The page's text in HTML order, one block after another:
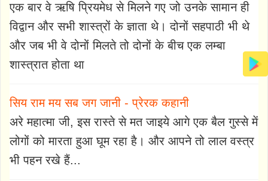
एक बार वे ऋषि प्रियमेध से मिलने गए जो उनके सामान ही
विद्वान और सभी शास्त्रों के ज्ञाता थे। दोनों सहपाठी भी थे
और जब भी वे दोनों मिलते तो दोनों के बीच एक लम्बा
शास्त्रात होता था
सिय राम मय सब जग जानी - प्रेरक कहानी
अरे महात्मा जी, इस रास्ते से मत जाइये आगे एक बैल गुस्से में
लोगों को मारता हुआ घूम रहा है। और आपने तो लाल वस्त्र
भी पहन रखे हैं...